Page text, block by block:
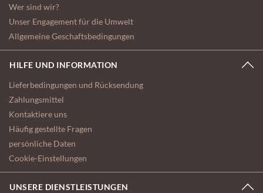
Wer sind wir?
Unser Engagement für die Umwelt
Allgemeine Geschaftsbedingungen
HILFE UND INFORMATION
Lieferbedingungen und Rücksendung
Zahlungsmittel
Kontaktiere uns
Häufig gestellte Fragen
persönliche Daten
Cookie-Einstellungen
UNSERE DIENSTLEISTUNGEN